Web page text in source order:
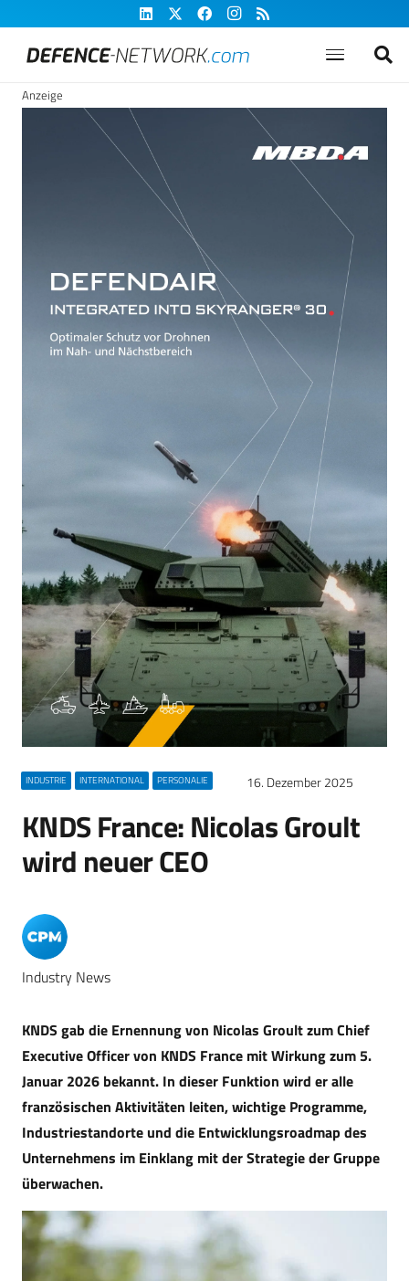
Anzeige
INDUSTRIE INTERNATIONAL PERSONALIE 16. Dezember 2025
KNDS France: Nicolas Groult
wird neuer CEO
Industry News
KNDS gab die Ernennung von Nicolas Groult zum Chief
Executive Officer von KNDS France mit Wirkung zum 5.
Januar 2026 bekannt. In dieser Funktion wird er alle
französischen Aktivitäten leiten, wichtige Programme,
Industriestandorte und die Entwicklungsroadmap des
Unternehmens im Einklang mit der Strategie der Gruppe
überwachen.